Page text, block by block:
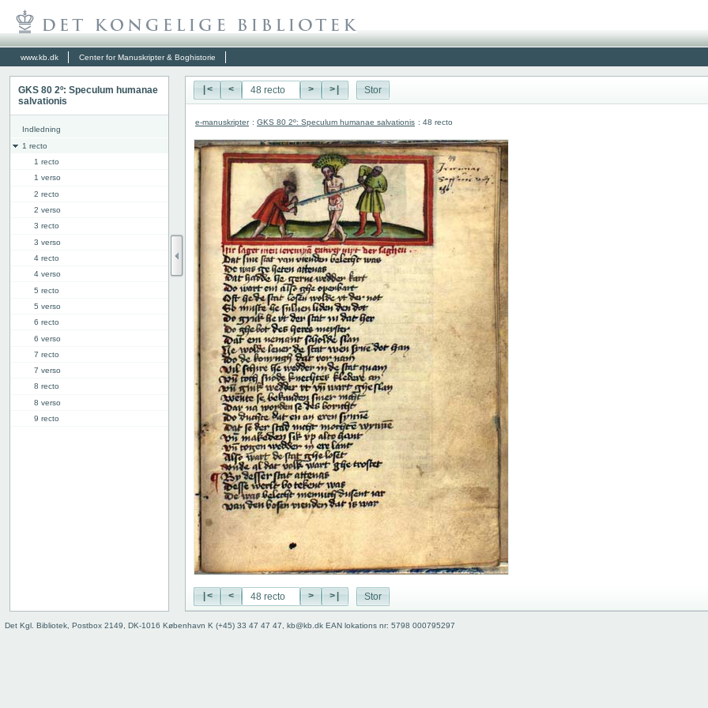
www.kb.dk Center for Manuskripter & Boghistorie
GKS 80 2º: Speculum humanae
salvationis
Indledning
1 recto
1 recto
1 verso
2 recto
2 verso
3 recto
3 verso
4 recto
4 verso
5 recto
5 verso
6 recto
6 verso
7 recto
7 verso
8 recto
8 verso
9 recto
15 recto
15 verso
|< < > >| Stor
e-manuskripter : GKS 80 2º: Speculum humanae salvationis : 48 recto
|< < > >| Stor
Det Kgl. Bibliotek, Postbox 2149, DK-1016 København K (+45) 33 47 47 47, kb@kb.dk EAN lokations nr: 5798 000795297